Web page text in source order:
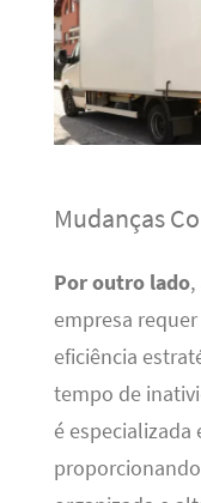
Mudanças
Por outro lado,
empresa
eficiência
tempo de
é especializada